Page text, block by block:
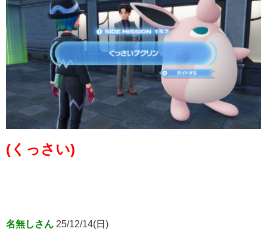
(くっさい)
名無しさん 25/12/14(日)